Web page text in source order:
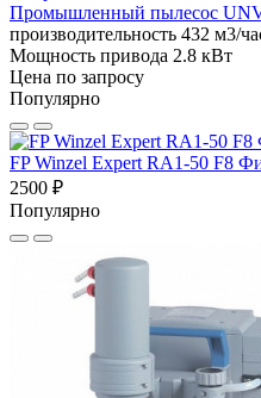
Промышленный пылесос
производительность 432 м3/
Мощность привода 2.8 кВт
Цена по запросу
Популярно
FP Winzel Expert RA1-50 F8
2500 ₽
Популярно